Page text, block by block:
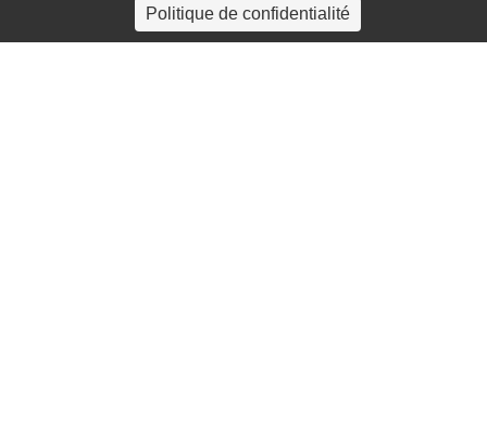
4 rue Crec’h-Ugen
22810 Belle Isle en Terre
Politique de confidentialité